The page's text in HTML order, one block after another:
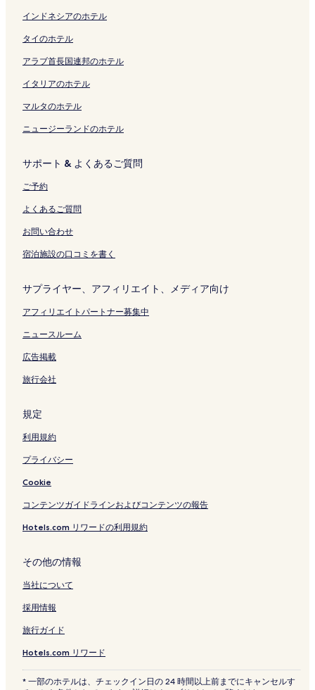
リ
ク
ペ
ジ
開
く
リ
ン
ジ
開
リ
ン
ク
リ
ク
ー
を
く
リ
ン
ク
n
Y
O
n
y
a
o
n
o
の
ペ
ジ
開
リ
ン
ク
a
a
ペ
ー
ジ
を
く
ク
n
i
k
a
n
s
n
ペ
ー
ジ
を
く
ン
o
S
i
n
k
a
s
2
の
ペ
ー
を
く
ン
ク
インドネシアのホテル
タイのホテル
アラブ首長国連邦のホテル
イタリアのホテル
マルタのホテル
ニュージーランドのホテル
サポート & よくあるご質問
ご予約
よくあるご質問
お問い合わせ
宿泊施設の口コミを書く
サプライヤー、アフィリエイト、メディア向け
アフィリエイトパートナー募集中
ニュースルーム
広告掲載
旅行会社
規定
利用規約
プライバシー
Cookie
コンテンツガイドラインおよびコンテンツの報告
Hotels.com リワードの利用規約
その他の情報
当社について
採用情報
旅行ガイド
Hotels.com リワード
* 一部のホテルは、チェックイン日の 24 時間以上前までにキャンセルす